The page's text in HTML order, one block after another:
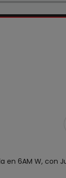
en 6AM W, con